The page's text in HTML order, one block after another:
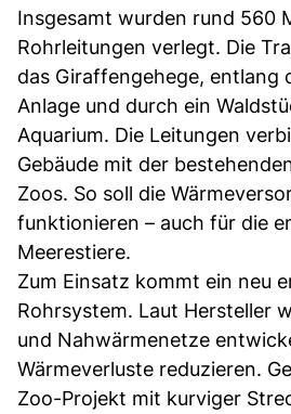
Insgesamt wurden rund 560
Rohrleitungen verlegt. Die
das Giraffengehege, entlang
Anlage und durch ein
Aquarium. Die Leitungen
Gebäude mit der
Zoos. So soll die
funktionieren – auch für die
Meerestiere.
Zum Einsatz kommt ein neu
Rohrsystem. Laut Hersteller
und Nahwärmenetze
Wärmeverluste reduzieren.
Zoo-Projekt mit kurviger